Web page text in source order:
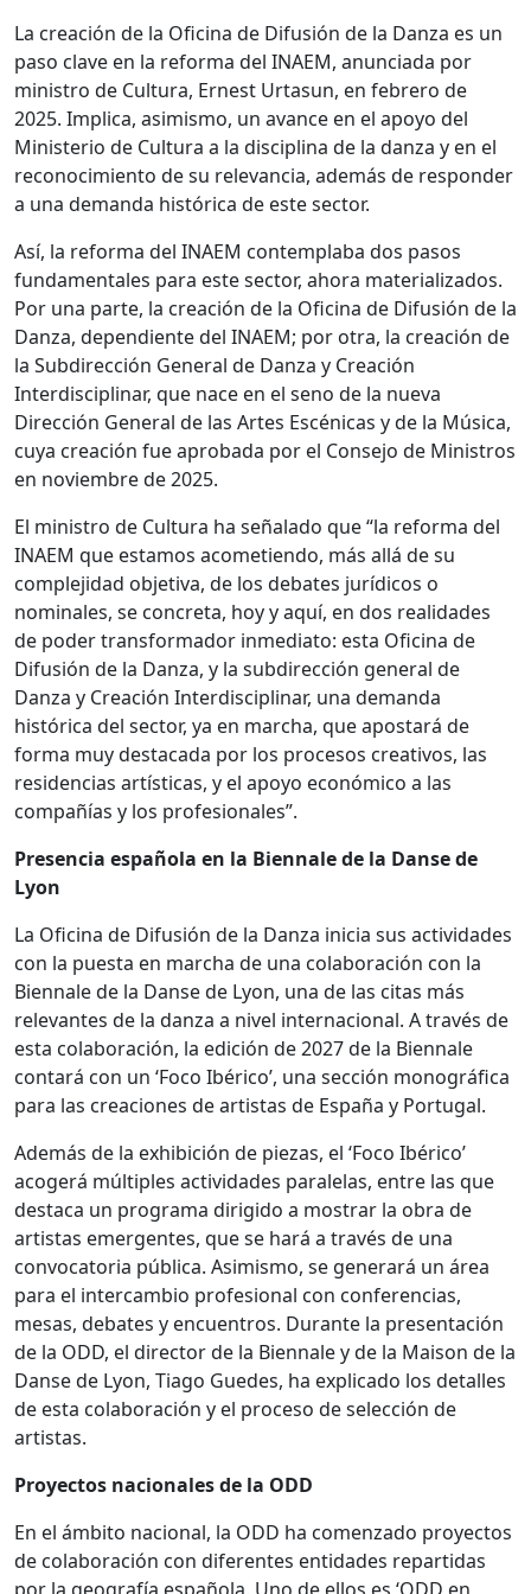
La creación de la Oficina de Difusión de la Danza es un
paso clave en la reforma del INAEM, anunciada por
ministro de Cultura, Ernest Urtasun, en febrero de
2025. Implica, asimismo, un avance en el apoyo del
Ministerio de Cultura a la disciplina de la danza y en el
reconocimiento de su relevancia, además de responder
a una demanda histórica de este sector.
Así, la reforma del INAEM contemplaba dos pasos
fundamentales para este sector, ahora materializados.
Por una parte, la creación de la Oficina de Difusión de la
Danza, dependiente del INAEM; por otra, la creación de
la Subdirección General de Danza y Creación
Interdisciplinar, que nace en el seno de la nueva
Dirección General de las Artes Escénicas y de la Música,
cuya creación fue aprobada por el Consejo de Ministros
en noviembre de 2025.
El ministro de Cultura ha señalado que “la reforma del
INAEM que estamos acometiendo, más allá de su
complejidad objetiva, de los debates jurídicos o
nominales, se concreta, hoy y aquí, en dos realidades
de poder transformador inmediato: esta Oficina de
Difusión de la Danza, y la subdirección general de
Danza y Creación Interdisciplinar, una demanda
histórica del sector, ya en marcha, que apostará de
forma muy destacada por los procesos creativos, las
residencias artísticas, y el apoyo económico a las
compañías y los profesionales”.
Presencia española en la Biennale de la Danse de
Lyon
La Oficina de Difusión de la Danza inicia sus actividades
con la puesta en marcha de una colaboración con la
Biennale de la Danse de Lyon, una de las citas más
relevantes de la danza a nivel internacional. A través de
esta colaboración, la edición de 2027 de la Biennale
contará con un ‘Foco Ibérico’, una sección monográfica
para las creaciones de artistas de España y Portugal.
Además de la exhibición de piezas, el ‘Foco Ibérico’
acogerá múltiples actividades paralelas, entre las que
destaca un programa dirigido a mostrar la obra de
artistas emergentes, que se hará a través de una
convocatoria pública. Asimismo, se generará un área
para el intercambio profesional con conferencias,
mesas, debates y encuentros. Durante la presentación
de la ODD, el director de la Biennale y de la Maison de la
Danse de Lyon, Tiago Guedes, ha explicado los detalles
de esta colaboración y el proceso de selección de
artistas.
Proyectos nacionales de la ODD
En el ámbito nacional, la ODD ha comenzado proyectos
de colaboración con diferentes entidades repartidas